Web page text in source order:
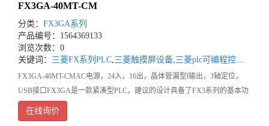
FX3GA-40MT-CM
分类： FX3GA系列
产品编号：1564369133
浏览次数：0
关键词： 三菱FX系列PLC,三菱触摸屏设备,三菱plc可编程控制器
FX3GA-40MT-CMAC电源，24入，16出，晶体管漏型l输出，3轴定位，
USB接口FX3GA是一款紧凑型PLC，建议的设计具备了FX3系列的基本功
能。通过强化后的内置功能及灵活的扩
在线询价